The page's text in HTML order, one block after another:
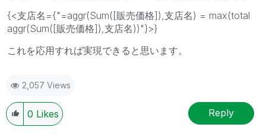
{<支店名={"=aggr(Sum([販売価格]),支店名) = max(total
aggr(Sum([販売価格]),支店名))"}>}
これを応用すれば実現できると思います。
2,057 Views
0 Likes Reply